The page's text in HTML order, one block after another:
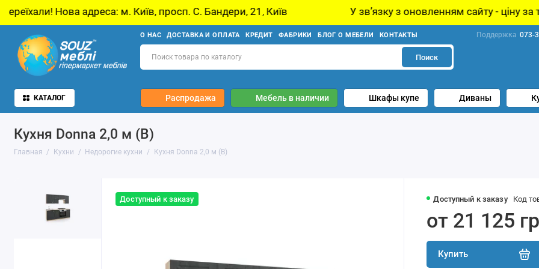
адреса: м. Київ, просп. С. Бандери, 21, Київ У звʼязку з оновленням сайту - ціну за товар
О НАС ДОСТАВКА И ОПЛАТА КРЕДИТ ФАБРИКИ БЛОГ О МЕБЕЛИ КОНТАКТЫ Поддержка 073-
Поиск
КАТАЛОГ Распродажа Мебель в наличии Шкафы купе Диваны
Кухня Donna 2,0 м (B)
Главная Кухни Недорогие кухни Кухня Donna 2,0 м (B)
Доступный к заказу Доступный к заказу Код
от 21 125
Купить